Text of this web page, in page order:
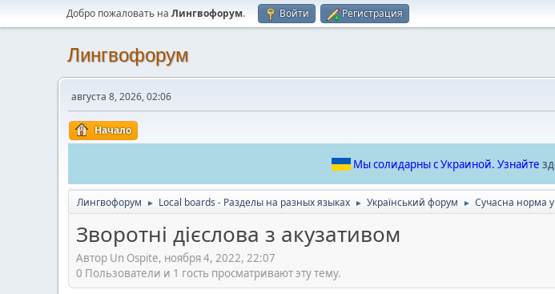
Добро пожаловать на Лингвофорум. Войти Регистрация
Лингвофорум
августа 8, 2026, 02:06
Начало
Мы солидарны с Украиной. Узнайте
Лингвофорум ► Local boards - Разделы на разных языках ► Український форум ► Сучасна норма
Зворотні дієслова з акузативом
Автор Un Ospite, ноября 4, 2022, 22:07
0 Пользователи и 1 гость просматривают эту тему.